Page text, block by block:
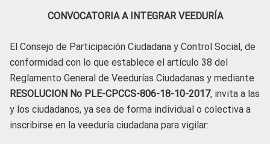
CONVOCATORIA A INTEGRAR VEEDURÍA
El Consejo de Participación Ciudadana y Control Social, de
conformidad con lo que establece el artículo 38 del
Reglamento General de Veedurías Ciudadanas y mediante
RESOLUCION No PLE-CPCCS-806-18-10-2017, invita a las
y los ciudadanos, ya sea de forma individual o colectiva a
inscribirse en la veeduría ciudadana para vigilar: